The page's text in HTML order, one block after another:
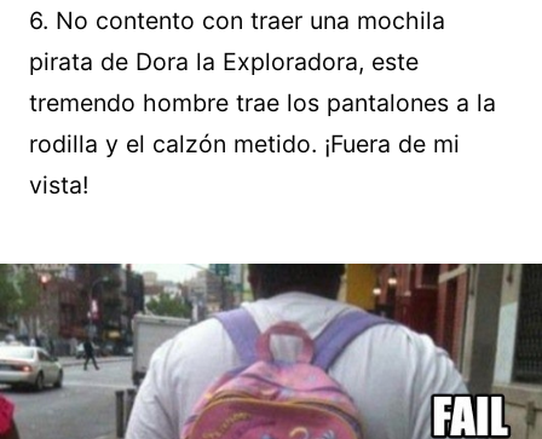
6. No contento con traer una mochila
pirata de Dora la Exploradora, este
tremendo hombre trae los pantalones a la
rodilla y el calzón metido. ¡Fuera de mi
vista!